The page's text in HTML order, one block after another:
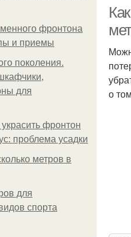
фронтона
и приемы
поколения.
для
фронтон
проблема усадки
метров в
для
спорта
о